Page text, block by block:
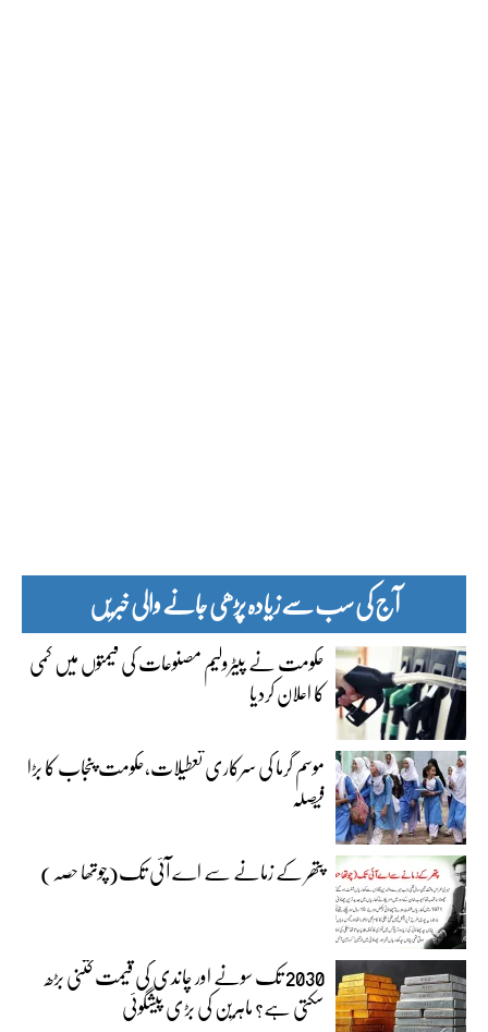
آج کی سب سے زیادہ پڑھی جانے والی خبریں
حکومت نے پیٹرولیم مصنوعات کی قیمتوں میں کمی
کا اعلان کردیا
موسم گرما کی سرکاری تعطیلات،حکومت پنجاب کا بڑا
فیصلہ
پتھر کے زمانے سے اے آئی تک(چوتھا حصہ)
2030 تک سونے اور چاندی کی قیمت کتنی بڑھ
سکتی ہے؟ ماہرین کی بڑی پیشگوئی